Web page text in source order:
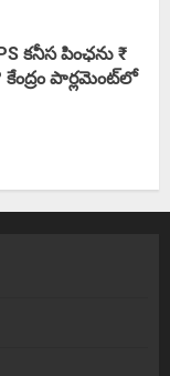
కనీస పింఛను ₹
పార్లమెంట్‌లో